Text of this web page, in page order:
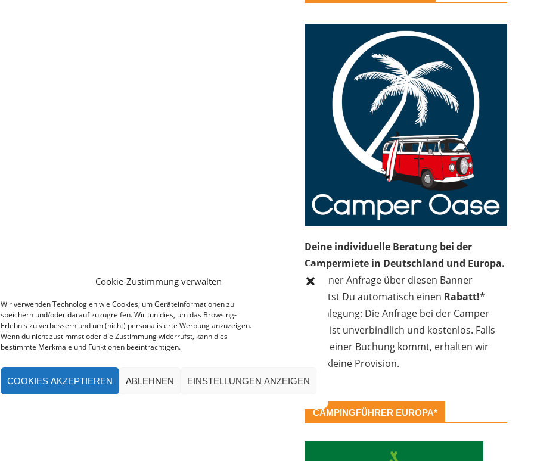
Cookie-Zustimmung verwalten
Wir verwenden Technologien wie Cookies, um Geräteinformationen zu
speichern und/oder darauf zuzugreifen. Wir tun dies, um das Browsing-
Erlebnis zu verbessern und um (nicht) personalisierte Werbung anzuzeigen.
Wenn du nicht zustimmst oder die Zustimmung widerrufst, kann dies
bestimmte Merkmale und Funktionen beeinträchtigen.
COOKIES AKZEPTIEREN ABLEHNEN EINSTELLUNGEN ANZEIGEN
Deine individuelle Beratung bei der
Campermiete in Deutschland und Europa.
Bei einer Anfrage über diesen Banner
erhältst Du automatisch einen Rabatt!*
Offenlegung: Die Anfrage bei der Camper
Oase ist unverbindlich und kostenlos. Falls
es zu einer Buchung kommt, erhalten wir
eine kleine Provision.
CAMPINGFÜHRER EUROPA*